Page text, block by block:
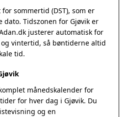
sommertid (DST), som er
dato. Tidszonen for Gjøvik er
justerer automatisk for
vintertid, så bøntiderne altid
tid.
månedskalender for
for hver dag i Gjøvik. Du
og en